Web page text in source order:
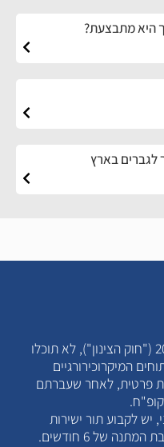
היא מתבצעת?
לגברים בארץ
בהתאם לתקנות בריאות העם 2017 ("חוק הצינון"), לא תוכלו
המיקרוכירורגיים
פרטית, לאחר שעברתם
יש לקבוע תור ישירות
של 6 חודשים.